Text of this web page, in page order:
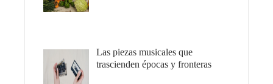
Las piezas musicales que
trascienden épocas y fronteras